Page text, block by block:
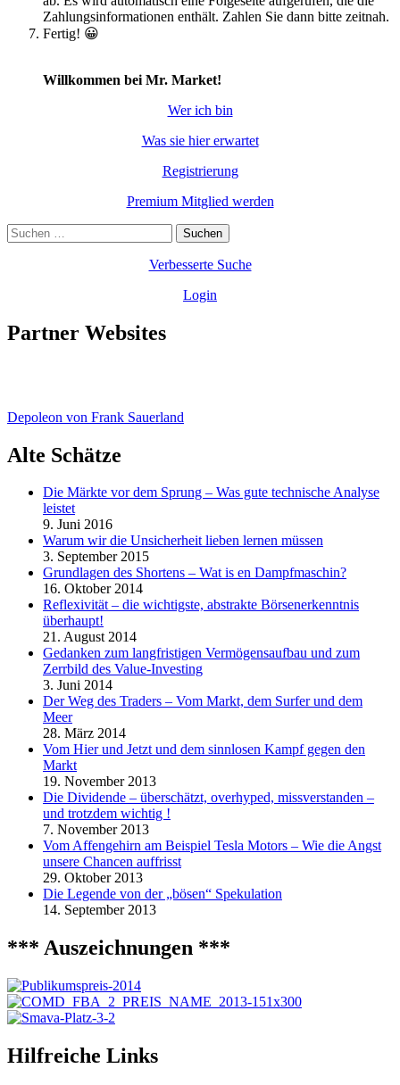
Zahlungsinformationen enthält. Zahlen Sie dann bitte zeitnah.
Fertig! 😀
Willkommen bei Mr. Market!
Wer ich bin
Was sie hier erwartet
Registrierung
Premium Mitglied werden
Suchen
nach:
Verbesserte Suche
Login
Partner Websites
Depoleon von Frank Sauerland
Alte Schätze
Die Märkte vor dem Sprung – Was gute technische Analyse
leistet
9. Juni 2016
Warum wir die Unsicherheit lieben lernen müssen
3. September 2015
Grundlagen des Shortens – Wat is en Dampfmaschin?
16. Oktober 2014
Reflexivität – die wichtigste, abstrakte Börsenerkenntnis
überhaupt!
21. August 2014
Gedanken zum langfristigen Vermögensaufbau und zum
Zerrbild des Value-Investing
3. Juni 2014
Der Weg des Traders – Vom Markt, dem Surfer und dem
Meer
28. März 2014
Vom Hier und Jetzt und dem sinnlosen Kampf gegen den
Markt
19. November 2013
Die Dividende – überschätzt, overhyped, missverstanden –
und trotzdem wichtig !
7. November 2013
Vom Affengehirn am Beispiel Tesla Motors – Wie die Angst
unsere Chancen auffrisst
29. Oktober 2013
Die Legende von der „bösen“ Spekulation
14. September 2013
*** Auszeichnungen ***
Hilfreiche Links